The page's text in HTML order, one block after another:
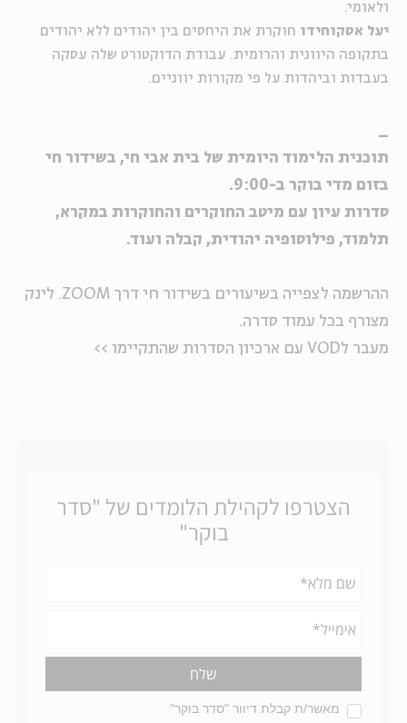
ולאומי.
יעל אסקוחידו חוקרת את היחסים בין יהודים ללא יהודים
בתקופה היוונית והרומית. עבודת הדוקטורט שלה עסקה
בעבדות וביהדות על פי מקורות יווניים.
_
תוכנית הלימוד היומית של בית אבי חי, בשידור חי
בזום מדי בוקר ב-9:00.
סדרות עיון עם מיטב החוקרים והחוקרות במקרא,
תלמוד, פילוסופיה יהודית, קבלה ועוד.
ההרשמה לצפייה בשיעורים בשידור חי דרך ZOOM. לינק
מצורף בכל עמוד סדרה.
מעבר לVOD עם ארכיון הסדרות שהתקיימו >>